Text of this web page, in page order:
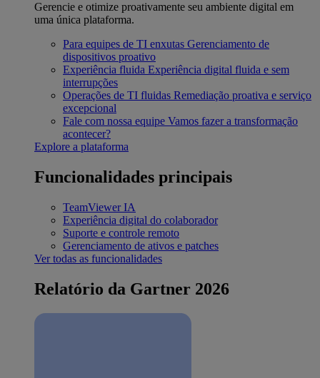
Gerencie e otimize proativamente seu ambiente digital em
uma única plataforma.
Para equipes de TI enxutas Gerenciamento de
dispositivos proativo
Experiência fluida Experiência digital fluida e sem
interrupções
Operações de TI fluidas Remediação proativa e serviço
excepcional
Fale com nossa equipe Vamos fazer a transformação
acontecer?
Explore a plataforma
Funcionalidades principais
TeamViewer IA
Experiência digital do colaborador
Suporte e controle remoto
Gerenciamento de ativos e patches
Ver todas as funcionalidades
Relatório da Gartner 2026